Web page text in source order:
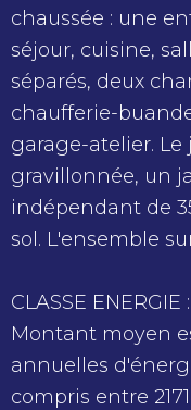
chaussée : une
séjour, cuisine,
séparés, deux
chaufferie-
garage-atelier.
gravillonnée, un
indépendant de
sol. L'ensemble
CLASSE ENERGIE
Montant moyen
annuelles
compris entre